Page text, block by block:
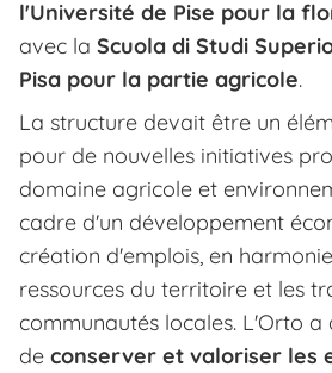
l'Université de Pise pour la
avec la Scuola di Studi
Pisa pour la partie agricole.
La structure devait être un
pour de nouvelles initiatives
domaine agricole et
cadre d'un développement
création d'emplois, en
ressources du territoire et les
communautés locales. L'Orto
de conserver et valoriser les